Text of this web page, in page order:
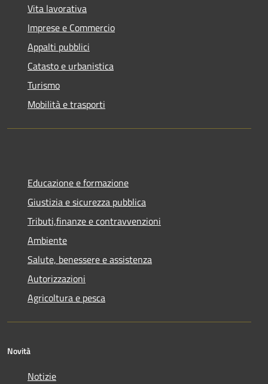
Vita lavorativa
Imprese e Commercio
Appalti pubblici
Catasto e urbanistica
Turismo
Mobilità e trasporti
Educazione e formazione
Giustizia e sicurezza pubblica
Tributi,finanze e contravvenzioni
Ambiente
Salute, benessere e assistenza
Autorizzazioni
Agricoltura e pesca
Novità
Notizie